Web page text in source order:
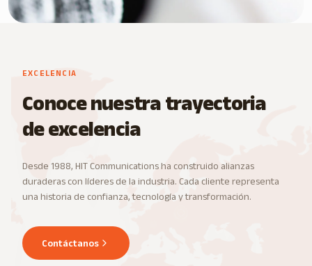
EXCELENCIA
Conoce nuestra trayectoria
de excelencia
Desde 1988, HIT Communications ha construido alianzas
duraderas con líderes de la industria. Cada cliente representa
una historia de confianza, tecnología y transformación.
Contáctanos